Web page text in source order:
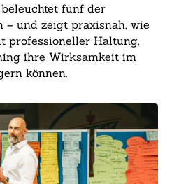
fünf der
– und zeigt praxisnah, wie
professioneller Haltung,
ihre Wirksamkeit im
können.